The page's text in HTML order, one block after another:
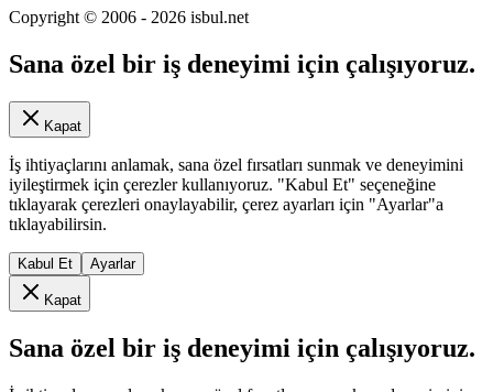
Copyright © 2006 - 2026 isbul.net
Sana özel bir iş deneyimi için çalışıyoruz.
Kapat
İş ihtiyaçlarını anlamak, sana özel fırsatları sunmak ve deneyimini
iyileştirmek için çerezler kullanıyoruz. "Kabul Et" seçeneğine
tıklayarak çerezleri onaylayabilir, çerez ayarları için "Ayarlar"a
tıklayabilirsin.
Kabul Et Ayarlar
Kapat
Sana özel bir iş deneyimi için çalışıyoruz.